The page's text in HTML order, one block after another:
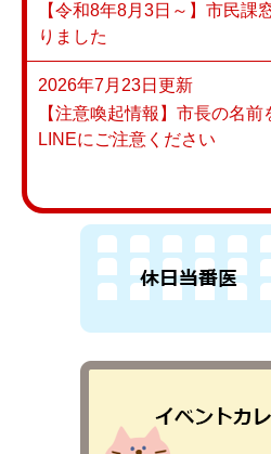
【令和8年8月3日～】市民課
りました
2026年7月23日更新
【注意喚起情報】市長の名
LINEにご注意ください